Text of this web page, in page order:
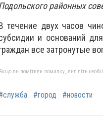
районных
течение двух часов
и оснований
все затронутые
ви помітили помилку, виділіть
#город #новости